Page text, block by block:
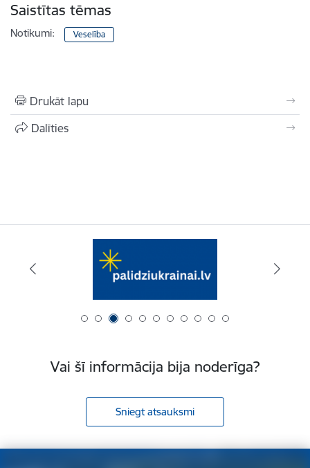
Saistītas tēmas
Notikumi: Veselība
Drukāt lapu
Dalīties
Vai šī informācija bija noderīga?
Sniegt atsauksmi